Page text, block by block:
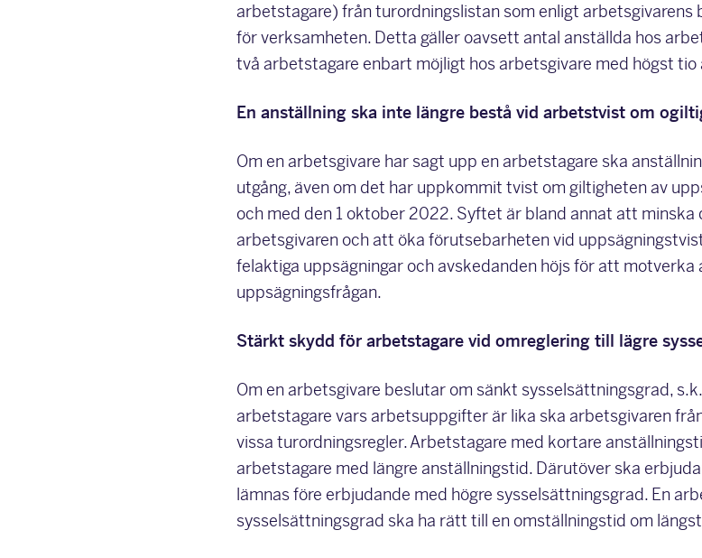
arbetstagare) från turordningslistan som enligt arbetsgivarens
för verksamheten. Detta gäller oavsett antal anställda hos
två arbetstagare enbart möjligt hos arbetsgivare med högst
En anställning ska inte längre bestå vid arbetstvist om
Om en arbetsgivare har sagt upp en arbetstagare ska
utgång, även om det har uppkommit tvist om giltigheten av
och med den 1 oktober 2022. Syftet är bland annat att minska
arbetsgivaren och att öka förutsebarheten vid
felaktiga uppsägningar och avskedanden höjs för att
uppsägningsfrågan.
Stärkt skydd för arbetstagare vid omreglering till lägre
Om en arbetsgivare beslutar om sänkt sysselsättningsgrad,
arbetstagare vars arbetsuppgifter är lika ska arbetsgivaren
vissa turordningsregler. Arbetstagare med kortare
arbetstagare med längre anställningstid. Därutöver ska
lämnas före erbjudande med högre sysselsättningsgrad. En
sysselsättningsgrad ska ha rätt till en omställningstid om